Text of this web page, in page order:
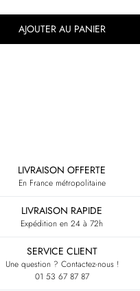
AJOUTER AU PANIER
LIVRAISON OFFERTE
En France métropolitaine
LIVRAISON RAPIDE
Expédition en 24 à 72h
SERVICE CLIENT
Une question ? Contactez-nous !
01 53 67 87 87